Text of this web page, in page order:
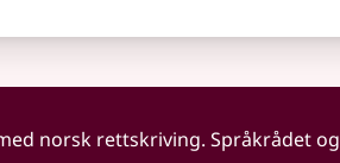
norsk rettskriving. Språkrådet og